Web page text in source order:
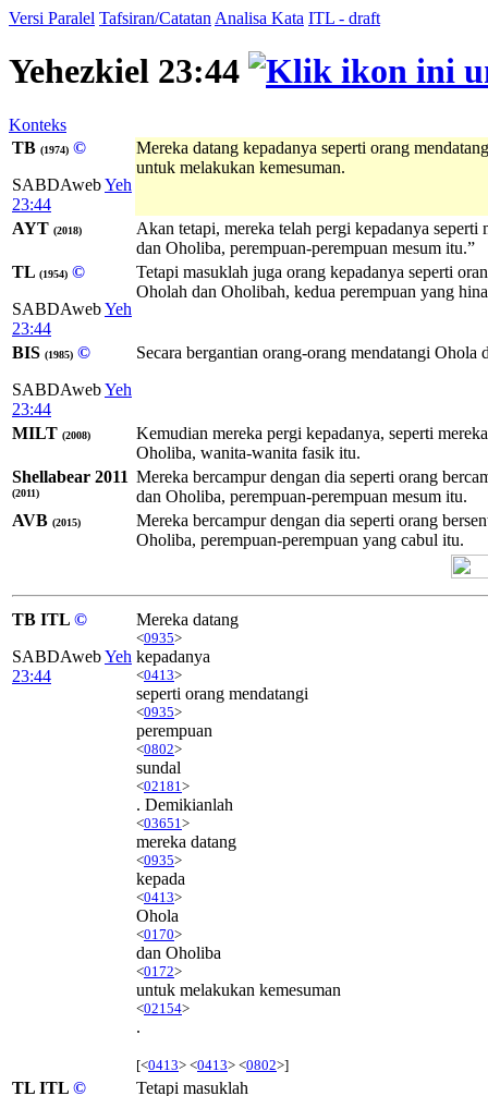
Versi Paralel Tafsiran/Catatan Analisa Kata ITL - draft
Yehezkiel 23:44
Konteks
TB (1974) ©
SABDAwebYeh
23:44
Mereka datang kepadanya seperti orang
untuk melakukan kemesuman.
AYT (2018)
Akan tetapi, mereka telah pergi kepadanya
dan Oholiba, perempuan-perempuan mesum itu.”
TL (1954) ©
SABDAwebYeh
23:44
Tetapi masuklah juga orang kepadanya seperti
Oholah dan Oholibah, kedua perempuan yang
BIS (1985) ©
SABDAwebYeh
23:44
Secara bergantian orang-orang mendatangi
MILT (2008)
Kemudian mereka pergi kepadanya, seperti
Oholiba, wanita-wanita fasik itu.
Shellabear 2011
(2011)
Mereka bercampur dengan dia seperti orang
dan Oholiba, perempuan-perempuan mesum itu.
AVB (2015)
Mereka bercampur dengan dia seperti orang
Oholiba, perempuan-perempuan yang cabul itu.
TB ITL ©
SABDAwebYeh
23:44
Mereka datang
<0935>
kepadanya
<0413>
seperti orang mendatangi
<0935>
perempuan
<0802>
sundal
<02181 >
. Demikianlah
<03651 >
mereka datang
<0935>
kepada
<0413>
Ohola
<0170>
dan Oholiba
<0172>
untuk melakukan kemesuman
<02154>
.
[<0413> <0413> <0802>]
TL ITL ©
Tetapi masuklah